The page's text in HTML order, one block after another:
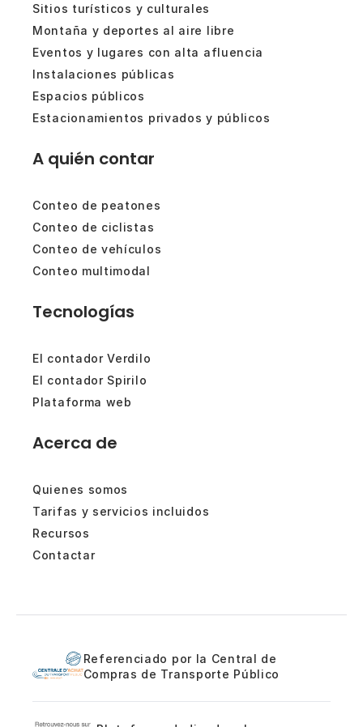
Sitios turísticos y culturales
Montaña y deportes al aire libre
Eventos y lugares con alta afluencia
Instalaciones públicas
Espacios públicos
Estacionamientos privados y públicos
A quién contar
Conteo de peatones
Conteo de ciclistas
Conteo de vehículos
Conteo multimodal
Tecnologías
El contador Verdilo
El contador Spirilo
Plataforma web
Acerca de
Quienes somos
Tarifas y servicios incluidos
Recursos
Contactar
Referenciado por la Central de
Compras de Transporte Público